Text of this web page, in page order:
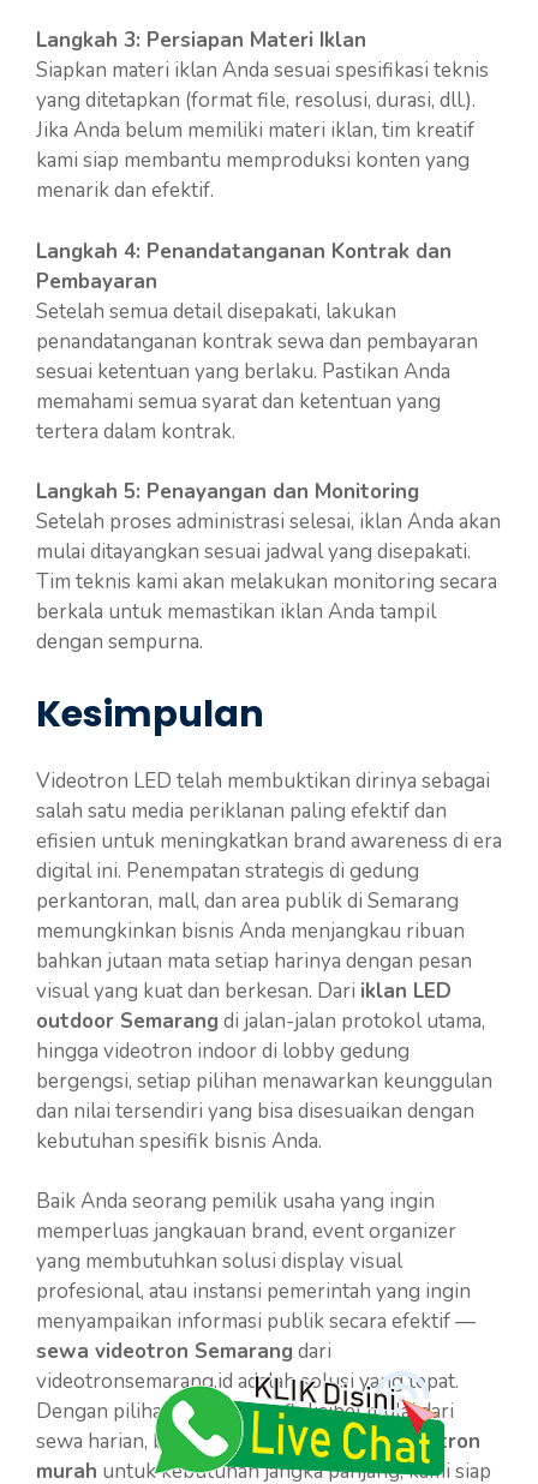
Langkah 3: Persiapan Materi Iklan
Siapkan materi iklan Anda sesuai spesifikasi teknis
yang ditetapkan (format file, resolusi, durasi, dll.).
Jika Anda belum memiliki materi iklan, tim kreatif
kami siap membantu memproduksi konten yang
menarik dan efektif.
Langkah 4: Penandatanganan Kontrak dan
Pembayaran
Setelah semua detail disepakati, lakukan
penandatanganan kontrak sewa dan pembayaran
sesuai ketentuan yang berlaku. Pastikan Anda
memahami semua syarat dan ketentuan yang
tertera dalam kontrak.
Langkah 5: Penayangan dan Monitoring
Setelah proses administrasi selesai, iklan Anda akan
mulai ditayangkan sesuai jadwal yang disepakati.
Tim teknis kami akan melakukan monitoring secara
berkala untuk memastikan iklan Anda tampil
dengan sempurna.
Kesimpulan
Videotron LED telah membuktikan dirinya sebagai
salah satu media periklanan paling efektif dan
efisien untuk meningkatkan brand awareness di era
digital ini. Penempatan strategis di gedung
perkantoran, mall, dan area publik di Semarang
memungkinkan bisnis Anda menjangkau ribuan
bahkan jutaan mata setiap harinya dengan pesan
visual yang kuat dan berkesan. Dari iklan LED
outdoor Semarang di jalan-jalan protokol utama,
hingga videotron indoor di lobby gedung
bergengsi, setiap pilihan menawarkan keunggulan
dan nilai tersendiri yang bisa disesuaikan dengan
kebutuhan spesifik bisnis Anda.
Baik Anda seorang pemilik usaha yang ingin
memperluas jangkauan brand, event organizer
yang membutuhkan solusi display visual
profesional, atau instansi pemerintah yang ingin
menyampaikan informasi publik secara efektif —
sewa videotron Semarang dari
videotronsemarang.id adalah solusi yang tepat.
Dengan pilihan paket yang fleksibel mulai dari
sewa harian, bulanan, hingga opsijual videotron
murah untuk kebutuhan jangka panjang, kami siap